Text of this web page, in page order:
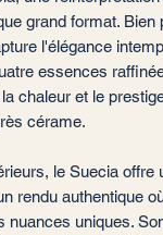
grand format. Bien
l'élégance
essences
chaleur et le
cérame.
le Suecia offre
rendu authentique
nuances uniques.